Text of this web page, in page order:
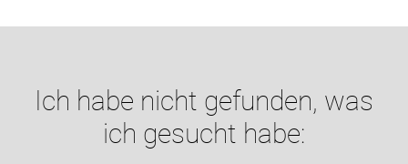
Ich habe nicht gefunden, was
ich gesucht habe: